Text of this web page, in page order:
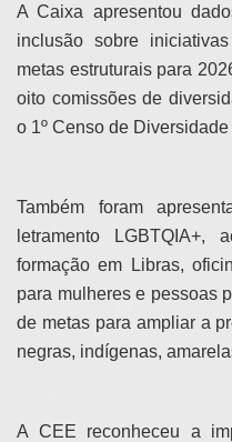
A Caixa apresentou
inclusão sobre
metas estruturais para
oito comissões de
o 1º Censo de
Também foram
letramento LGBTQIA+,
formação em Libras,
para mulheres e pessoas
de metas para ampliar a
negras, indígenas,
A CEE reconheceu a